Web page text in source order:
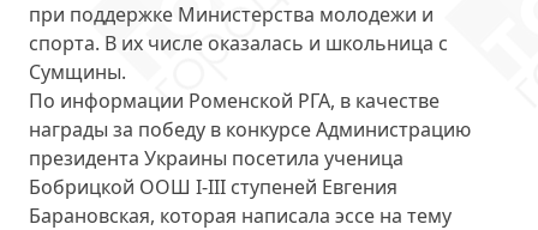
при поддержке Министерства молодежи и
спорта. В их числе оказалась и школьница с
Сумщины.
По информации Роменской РГА, в качестве
награды за победу в конкурсе Администрацию
президента Украины посетила ученица
Бобрицкой ООШ I-III ступеней Евгения
Барановская, которая написала эссе на тему